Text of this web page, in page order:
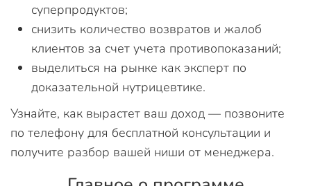
суперпродуктов;
снизить количество возвратов и жалоб
клиентов за счет учета противопоказаний;
выделиться на рынке как эксперт по
доказательной нутрицевтике.
Узнайте, как вырастет ваш доход — позвоните
по телефону для бесплатной консультации и
получите разбор вашей ниши от менеджера.